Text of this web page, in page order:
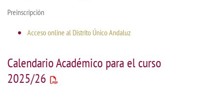
Preinscripción
Acceso online al Distrito Único Andaluz
Calendario Académico para el curso
2025/26